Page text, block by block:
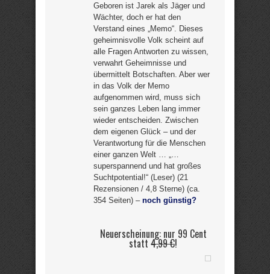
Geboren ist Jarek als Jäger und
Wächter, doch er hat den
Verstand eines „Memo“. Dieses
geheimnisvolle Volk scheint auf
alle Fragen Antworten zu wissen,
verwahrt Geheimnisse und
übermittelt Botschaften. Aber wer
in das Volk der Memo
aufgenommen wird, muss sich
sein ganzes Leben lang immer
wieder entscheiden. Zwischen
dem eigenen Glück – und der
Verantwortung für die Menschen
einer ganzen Welt … „…
superspannend und hat großes
Suchtpotential!“ (Leser) (21
Rezensionen / 4,8 Sterne) (ca.
354 Seiten) – noch günstig?
Neuerscheinung: nur 99 Cent
statt 4,99 €!